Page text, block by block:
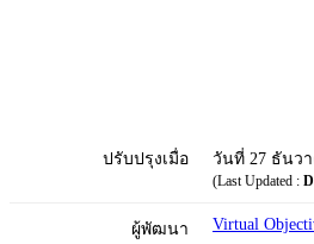
ปรับปรุงเมื่อ วันที่ 27 ธันวา
(Last Updated :
ผู้พัฒนา Virtual